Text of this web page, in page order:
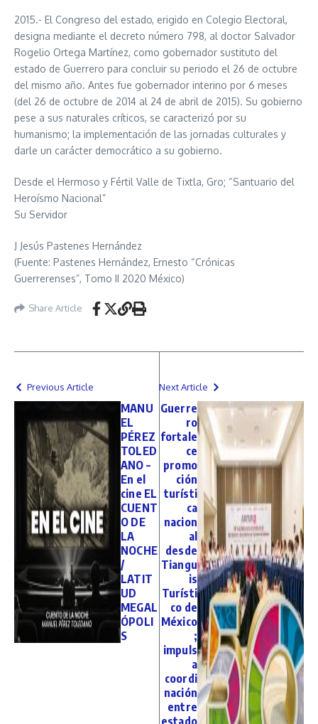
2015.- El Congreso del estado, erigido en Colegio Electoral,
designa mediante el decreto número 798, al doctor Salvador
Rogelio Ortega Martínez, como gobernador sustituto del
estado de Guerrero para concluir su periodo el 26 de octubre
del mismo año. Antes fue gobernador interino por 6 meses
(del 26 de octubre de 2014 al 24 de abril de 2015). Su gobierno
pese a sus naturales críticos, se caracterizó por su
humanismo; la implementación de las jornadas culturales y
darle un carácter democrático a su gobierno.
Desde el Hermoso y Fértil Valle de Tixtla, Gro; “Santuario del
Heroísmo Nacional”
Su Servidor
J Jesús Pastenes Hernández
(Fuente: Pastenes Hernández, Ernesto “Crónicas
Guerrerenses”, Tomo II 2020 México)
Share Article
Previous Article
MANU
EL
PÉREZ
TOLED
ANO –
En el
cine EL
CUENT
O DE
LA
NOCHE
/
LATIT
UD
MEGAL
ÓPOLI
S
Next Article
Guerre
ro
fortale
ce
promo
ción
turísti
ca
nacion
al
desde
Tiangu
is
Turísti
co de
México
;
impuls
a
coordi
nación
entre
estado